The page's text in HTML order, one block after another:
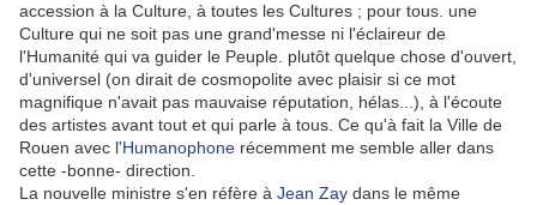
accession à la Culture, à toutes les Cultures ; pour tous. une
Culture qui ne soit pas une grand'messe ni l'éclaireur de
l'Humanité qui va guider le Peuple. plutôt quelque chose d'ouvert,
d'universel (on dirait de cosmopolite avec plaisir si ce mot
magnifique n'avait pas mauvaise réputation, hélas...), à l'écoute
des artistes avant tout et qui parle à tous. Ce qu'à fait la Ville de
Rouen avec l'Humanophone récemment me semble aller dans
cette -bonne- direction.
La nouvelle ministre s'en réfère à Jean Zay dans le même